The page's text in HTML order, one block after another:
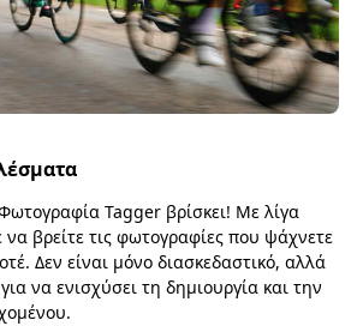
Tagger βρίσκει! Με λίγα
να βρείτε τις φωτογραφίες που ψάχνετε
Δεν είναι μόνο διασκεδαστικό, αλλά
να ενισχύσει τη δημιουργία και την